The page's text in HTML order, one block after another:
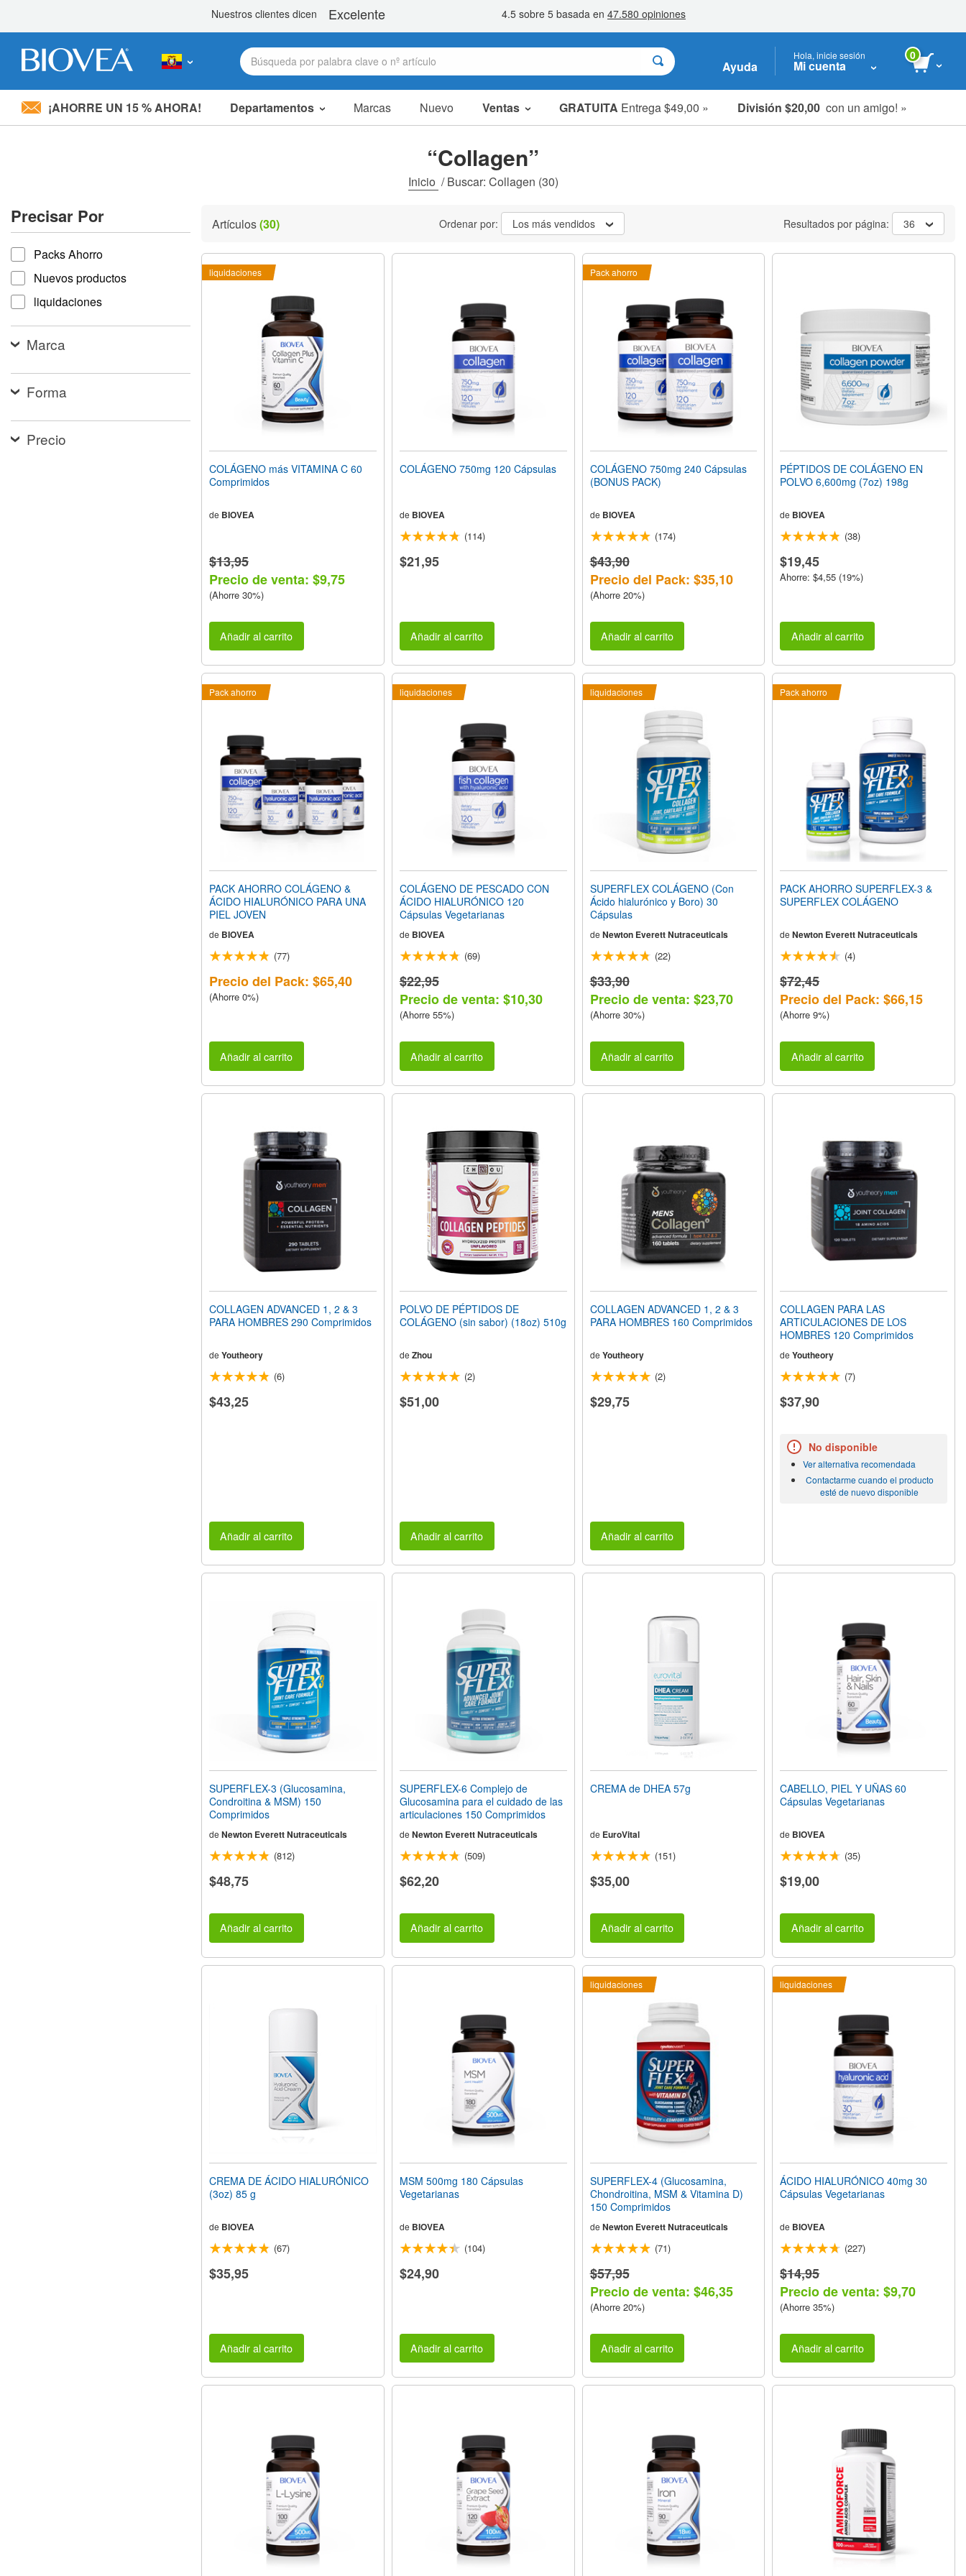
Nota:
accesibilidad.
Presione
Control-
F11
para
ajustar
personas
con
discapacidad
que
están
usando
Ayuda
Hola, inicie sesión
Mi cuenta
0
¡AHORRE UN 15 % AHORA! Departamentos Marcas Nuevo Ventas GRATUITA Entrega $49,00 » División $20,00 con un amigo! »
artículos en oferta
liquidaciones
“Collagen”
Inicio /Buscar: Collagen (30)
Precisar Por
Precisar por
Packs Ahorro
Nuevos productos
liquidaciones
Marca
Forma
Precio
Artículos(30) Ordenar por: Los más vendidos Resultados por página: 36
liquidaciones
COLÁGENO más VITAMINA C 60
Comprimidos
de BIOVEA
$13,95
Precio de venta: $9,75
(Ahorre 30%)
Añadir al carrito
COLÁGENO 750mg 120 Cápsulas
de BIOVEA
(114)
$21,95
Añadir al carrito
Pack ahorro
COLÁGENO 750mg 240 Cápsulas
(BONUS PACK)
de BIOVEA
(174)
$43,90
Precio del Pack: $35,10
(Ahorre 20%)
Añadir al carrito
PÉPTIDOS DE COLÁGENO EN
POLVO 6,600mg (7oz) 198g
de BIOVEA
(38)
$19,45
Ahorre: $4,55 (19%)
Añadir al carrito
Pack ahorro
PACK AHORRO COLÁGENO &
ÁCIDO HIALURÓNICO PARA UNA
PIEL JOVEN
de BIOVEA
(77)
Precio del Pack: $65,40
(Ahorre 0%)
Añadir al carrito
liquidaciones
COLÁGENO DE PESCADO CON
ÁCIDO HIALURÓNICO 120
Cápsulas Vegetarianas
de BIOVEA
(69)
$22,95
Precio de venta: $10,30
(Ahorre 55%)
Añadir al carrito
liquidaciones
SUPERFLEX COLÁGENO (Con
Ácido hialurónico y Boro) 30
Cápsulas
de Newton Everett Nutraceuticals
(22)
$33,90
Precio de venta: $23,70
(Ahorre 30%)
Añadir al carrito
Pack ahorro
PACK AHORRO SUPERFLEX-3 &
SUPERFLEX COLÁGENO
de Newton Everett Nutraceuticals
(4)
$72,45
Precio del Pack: $66,15
(Ahorre 9%)
Añadir al carrito
COLLAGEN ADVANCED 1, 2 & 3
PARA HOMBRES 290 Comprimidos
de Youtheory
(6)
$43,25
Añadir al carrito
POLVO DE PÉPTIDOS DE
COLÁGENO (sin sabor) (18oz) 510g
de Zhou
(2)
$51,00
Añadir al carrito
COLLAGEN ADVANCED 1, 2 & 3
PARA HOMBRES 160 Comprimidos
de Youtheory
(2)
$29,75
Añadir al carrito
COLLAGEN PARA LAS
ARTICULACIONES DE LOS
HOMBRES 120 Comprimidos
de Youtheory
(7)
$37,90
No disponible
Ver alternativa recomendada
Contactarme cuando el producto
esté de nuevo disponible
SUPERFLEX-3 (Glucosamina,
Condroitina & MSM) 150
Comprimidos
de Newton Everett Nutraceuticals
(812)
$48,75
Añadir al carrito
SUPERFLEX-6 Complejo de
Glucosamina para el cuidado de las
articulaciones 150 Comprimidos
de Newton Everett Nutraceuticals
(509)
$62,20
Añadir al carrito
CREMA de DHEA 57g
de EuroVital
(151)
$35,00
Añadir al carrito
CABELLO, PIEL Y UÑAS 60
Cápsulas Vegetarianas
de BIOVEA
(35)
$19,00
Añadir al carrito
CREMA DE ÁCIDO HIALURÓNICO
(3oz) 85 g
de BIOVEA
(67)
$35,95
Añadir al carrito
MSM 500mg 180 Cápsulas
Vegetarianas
de BIOVEA
(104)
$24,90
Añadir al carrito
liquidaciones
SUPERFLEX-4 (Glucosamina,
Chondroitina, MSM & Vitamina D)
150 Comprimidos
de Newton Everett Nutraceuticals
(71)
$57,95
Precio de venta: $46,35
(Ahorre 20%)
Añadir al carrito
liquidaciones
ÁCIDO HIALURÓNICO 40mg 30
Cápsulas Vegetarianas
de BIOVEA
(227)
$14,95
Precio de venta: $9,70
(Ahorre 35%)
Añadir al carrito